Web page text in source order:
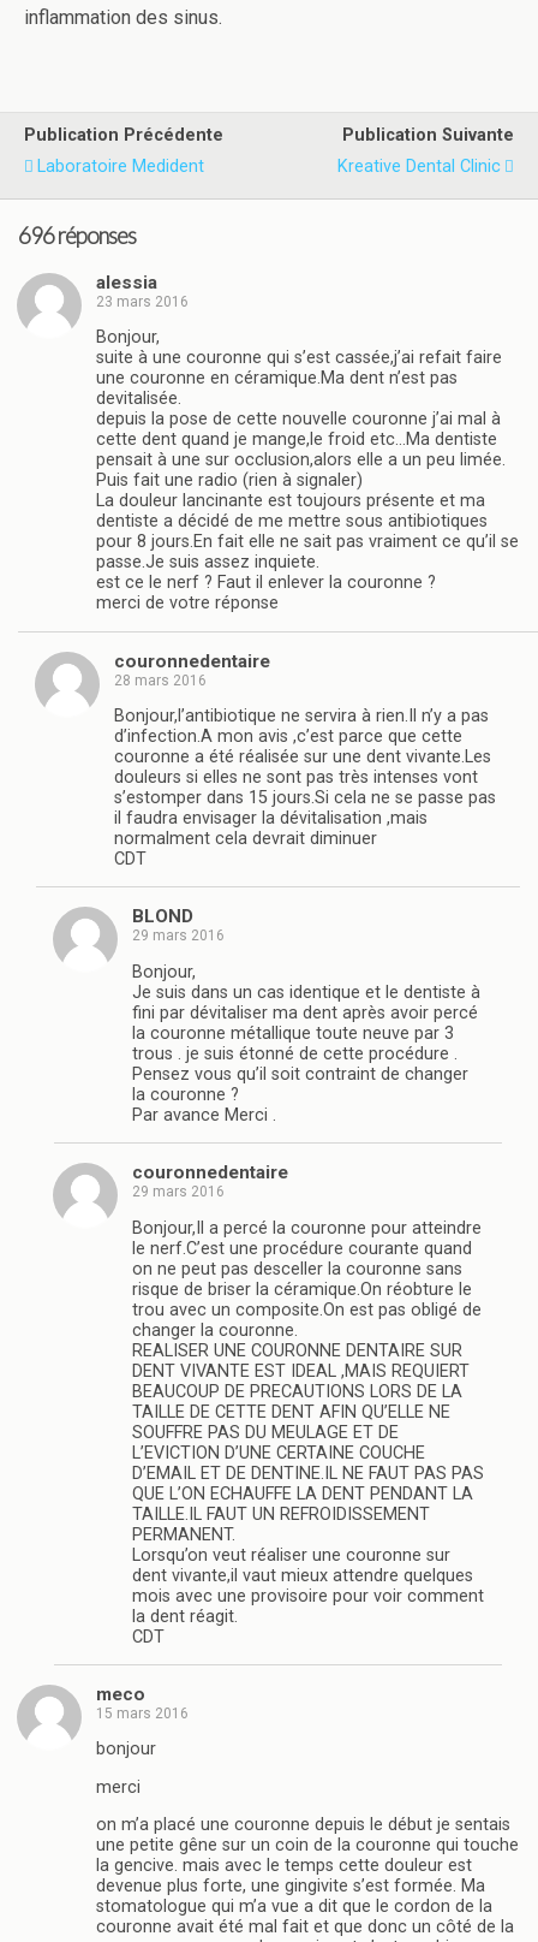
inflammation des sinus.
Publication Précédente
Laboratoire Medident
Publication Suivante
Kreative Dental Clinic
696 réponses
alessia
23 mars 2016
Bonjour,
suite à une couronne qui s’est cassée,j’ai refait faire
une couronne en céramique.Ma dent n’est pas
devitalisée.
depuis la pose de cette nouvelle couronne j’ai mal à
cette dent quand je mange,le froid etc…Ma dentiste
pensait à une sur occlusion,alors elle a un peu limée.
Puis fait une radio (rien à signaler)
La douleur lancinante est toujours présente et ma
dentiste a décidé de me mettre sous antibiotiques
pour 8 jours.En fait elle ne sait pas vraiment ce qu’il se
passe.Je suis assez inquiete.
est ce le nerf ? Faut il enlever la couronne ?
merci de votre réponse
couronnedentaire
28 mars 2016
Bonjour,l’antibiotique ne servira à rien.Il n’y a pas
d’infection.A mon avis ,c’est parce que cette
couronne a été réalisée sur une dent vivante.Les
douleurs si elles ne sont pas très intenses vont
s’estomper dans 15 jours.Si cela ne se passe pas
il faudra envisager la dévitalisation ,mais
normalment cela devrait diminuer
CDT
BLOND
29 mars 2016
Bonjour,
Je suis dans un cas identique et le dentiste à
fini par dévitaliser ma dent après avoir percé
la couronne métallique toute neuve par 3
trous . je suis étonné de cette procédure .
Pensez vous qu’il soit contraint de changer
la couronne ?
Par avance Merci .
couronnedentaire
29 mars 2016
Bonjour,Il a percé la couronne pour atteindre
le nerf.C’est une procédure courante quand
on ne peut pas desceller la couronne sans
risque de briser la céramique.On réobture le
trou avec un composite.On est pas obligé de
changer la couronne.
REALISER UNE COURONNE DENTAIRE SUR
DENT VIVANTE EST IDEAL ,MAIS REQUIERT
BEAUCOUP DE PRECAUTIONS LORS DE LA
TAILLE DE CETTE DENT AFIN QU’ELLE NE
SOUFFRE PAS DU MEULAGE ET DE
L’EVICTION D’UNE CERTAINE COUCHE
D’EMAIL ET DE DENTINE.IL NE FAUT PAS PAS
QUE L’ON ECHAUFFE LA DENT PENDANT LA
TAILLE.IL FAUT UN REFROIDISSEMENT
PERMANENT.
Lorsqu’on veut réaliser une couronne sur
dent vivante,il vaut mieux attendre quelques
mois avec une provisoire pour voir comment
la dent réagit.
CDT
meco
15 mars 2016
bonjour
merci
on m’a placé une couronne depuis le début je sentais
une petite gêne sur un coin de la couronne qui touche
la gencive. mais avec le temps cette douleur est
devenue plus forte, une gingivite s’est formée. Ma
stomatologue qui m’a vue a dit que le cordon de la
couronne avait été mal fait et que donc un côté de la